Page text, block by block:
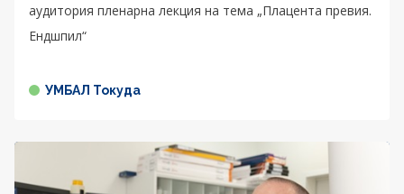
аудитория пленарна лекция на тема „Плацента превия.
Ендшпил“
УМБАЛ Токуда